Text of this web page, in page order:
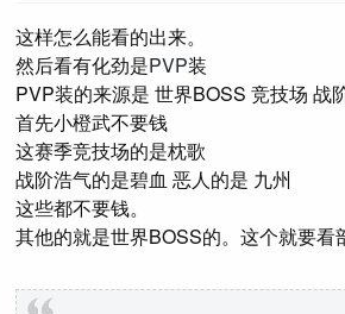
这样怎么能看的出来。
然后看有化劲是PVP装
PVP装的来源是 世界BOSS 竞技场 战
首先小橙武不要钱
这赛季竞技场的是枕歌
战阶浩气的是碧血 恶人的是 九州
这些都不要钱。
其他的就是世界BOSS的。这个就要